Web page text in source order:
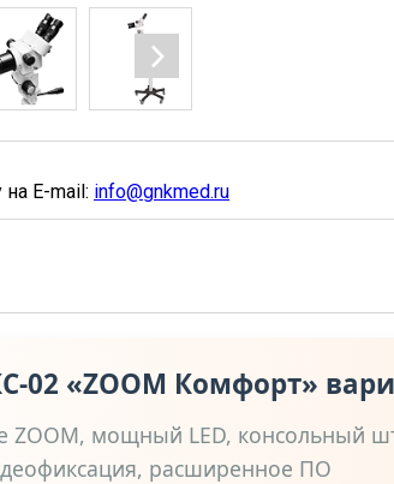
E-mail: info@gnkmed.ru
02 «ZOOM Комфорт»
ZOOM, мощный LED, консольный
расширенное ПО